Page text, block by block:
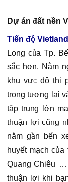
Dự án đất nền
Tiến độ
Long của Tp.
sắc hơn. Nằm
khu vực đô thị
trong tương lai
tập trung lớn
thuận lợi cũng
nằm gần bến
huyết mạch
Quang Chiêu
thuận lợi khi